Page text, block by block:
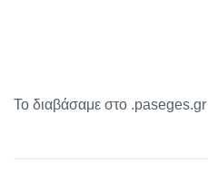
Το διαβάσαμε στο .paseges.gr